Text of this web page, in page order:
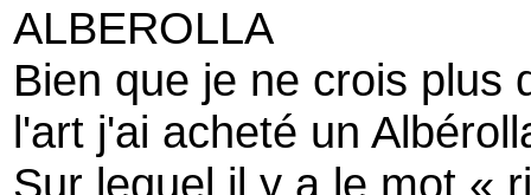
ALBEROLLA
Bien que je ne crois plus
l'art j'ai acheté un
Sur lequel il y a le mot «